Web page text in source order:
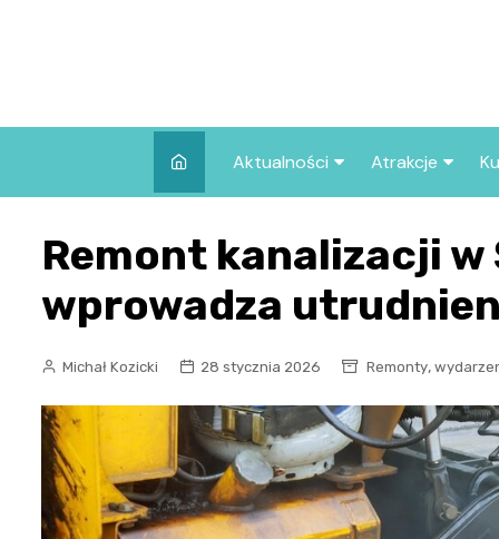
Aktualności
Wszystkie wpisy
Atrakcje
we Wrocławiu
Co warto
Wrocławiu?
Remont kanalizacji
wprowadza
Michał Kozicki 28 stycznia 2026 Remonty,